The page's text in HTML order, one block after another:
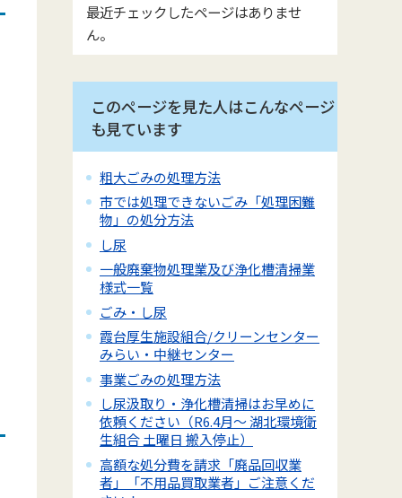
最近チェックしたページはありませ
ん。
このページを見た人はこんなページ
も見ています
粗大ごみの処理方法
市では処理できないごみ「処理困難
物」の処分方法
し尿
一般廃棄物処理業及び浄化槽清掃業
様式一覧
ごみ・し尿
霞台厚生施設組合/クリーンセンター
みらい・中継センター
事業ごみの処理方法
し尿汲取り・浄化槽清掃はお早めに
依頼ください（R6.4月～ 湖北環境衛
生組合 土曜日 搬入停止）
高額な処分費を請求「廃品回収業
者」「不用品買取業者」ご注意くだ